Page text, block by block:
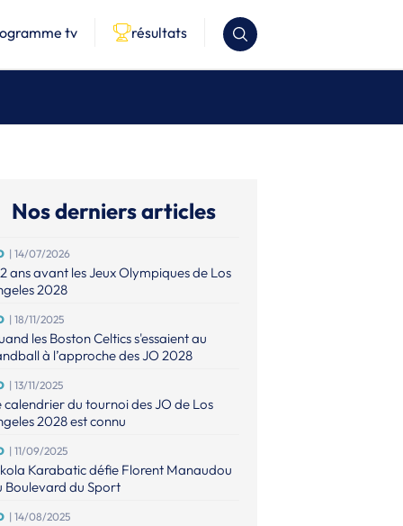
tv résultats
Nos derniers articles
| 14/07/2026
ans avant les Jeux Olympiques de Los
2028
| 18/11/2025
les Boston Celtics s'essaient au
à l’approche des JO 2028
| 13/11/2025
calendrier du tournoi des JO de Los
2028 est connu
| 11/09/2025
Karabatic défie Florent Manaudou
Boulevard du Sport
| 14/08/2025